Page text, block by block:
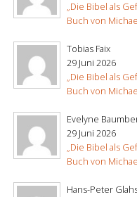
„Die Bibel als
Buch von
Tobias Faix
29 Juni 2026
„Die Bibel als
Buch von
Evelyne
29 Juni 2026
„Die Bibel als
Buch von
Hans-Peter